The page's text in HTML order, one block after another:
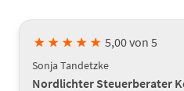
★ ★ ★ ★ ★ 5,00 von 5
Sonja Tandetzke
Nordlichter Steuerberater